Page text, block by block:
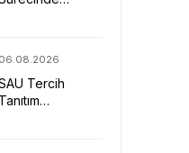
Dijital Destek
06.08.2026
Tercih
Tanıtım